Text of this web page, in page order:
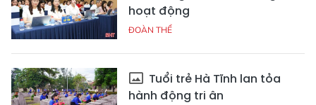
hoạt động
ĐOÀN THỂ
Tuổi trẻ Hà Tĩnh lan tỏa
hành động tri ân